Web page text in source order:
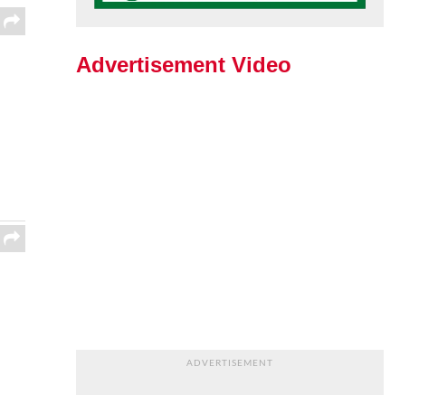
Advertisement Video
ADVERTISEMENT